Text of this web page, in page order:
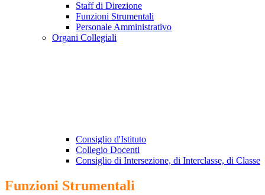
Staff di Direzione
Funzioni Strumentali
Personale Amministrativo
Organi Collegiali
Consiglio d'Istituto
Collegio Docenti
Consiglio di Intersezione, di Interclasse, di Classe
Funzioni Strumentali